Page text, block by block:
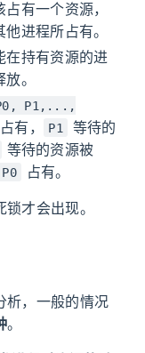
有一个资源，
进程所占有。
在持有资源的进
。
P1,...,
占有， P1
等待的
等待的资源被
P0 占有。
才会出现。
析，一般的情况
。